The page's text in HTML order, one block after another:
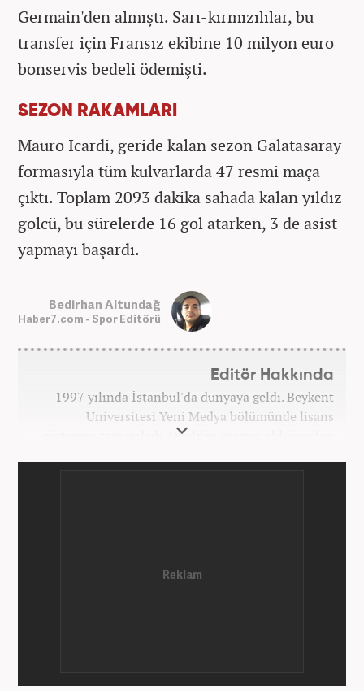
Germain'den almıştı. Sarı-kırmızılılar, bu
transfer için Fransız ekibine 10 milyon euro
bonservis bedeli ödemişti.
SEZON RAKAMLARI
Mauro Icardi, geride kalan sezon Galatasaray
formasıyla tüm kulvarlarda 47 resmi maça
çıktı. Toplam 2093 dakika sahada kalan yıldız
golcü, bu sürelerde 16 gol atarken, 3 de asist
yapmayı başardı.
Bedirhan Altundağ
Haber7.com - Spor Editörü
Editör Hakkında
1997 yılında İstanbul'da dünyaya geldi. Beykent
Üniversitesi Yeni Medya bölümünde lisans
eğitimini tamamladı. Okuldan mezun olduğundan